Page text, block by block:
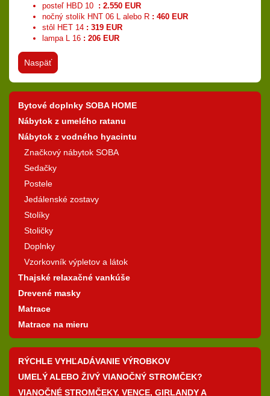
posteľ HBD 10 : 2.550 EUR
nočný stolík HNT 06 L alebo R : 460 EUR
stôl HET 14 : 319 EUR
lampa L 16 : 206 EUR
Naspäť
Bytové doplnky SOBA HOME
Nábytok z umelého ratanu
Nábytok z vodného hyacintu
Značkový nábytok SOBA
Sedačky
Postele
Jedálenské zostavy
Stolíky
Stoličky
Doplnky
Vzorkovník výpletov a látok
Thajské relaxačné vankúše
Drevené masky
Matrace
Matrace na mieru
RÝCHLE VYHĽADÁVANIE VÝROBKOV
UMELÝ ALEBO ŽIVÝ VIANOČNÝ STROMČEK?
VIANOČNÉ STROMČEKY, VENCE, GIRLANDY A